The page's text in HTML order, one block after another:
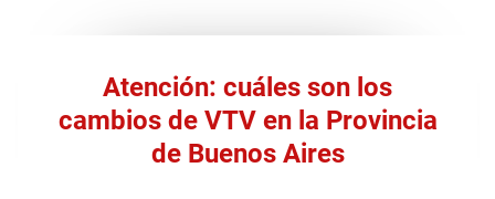
Atención: cuáles son los
cambios de VTV en la Provincia
de Buenos Aires